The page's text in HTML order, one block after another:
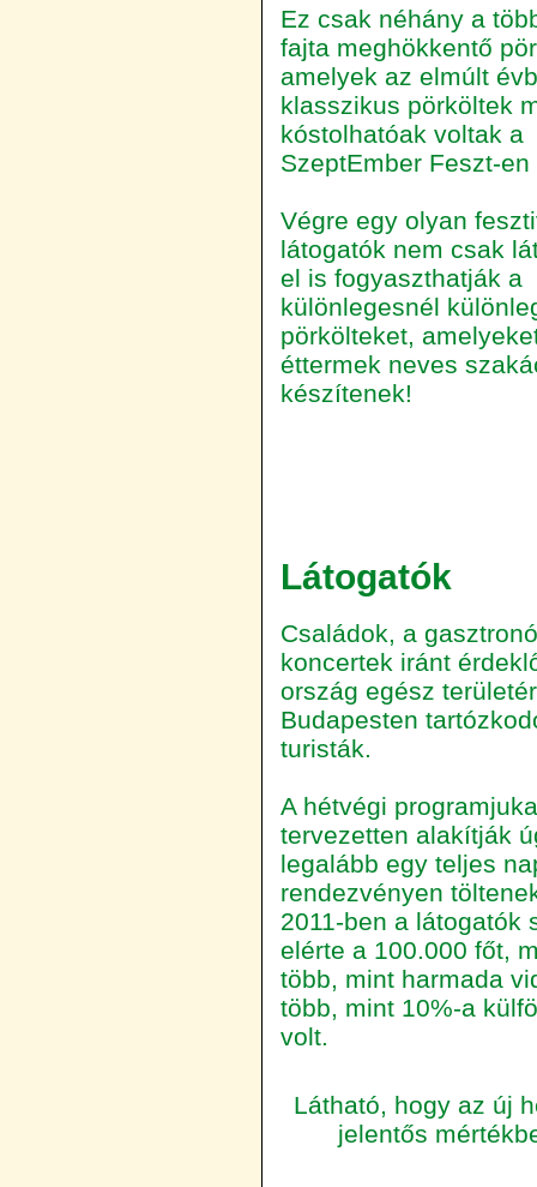
Ez csak néhány a
fajta meghökkentő
amelyek az elmúlt
klasszikus pörköltek
kóstolhatóak voltak a
SzeptEmber Feszt-en
Végre egy olyan
látogatók nem csak
el is fogyaszthatják a
különlegesnél
pörkölteket,
éttermek neves
készítenek!
Látogatók
Családok, a
koncertek iránt
ország egész
Budapesten
turisták.
A hétvégi
tervezetten alakítják
legalább egy teljes
rendezvényen
2011-ben a látogatók
elérte a 100.000 főt,
több, mint harmada
több, mint 10%-a
volt.
Látható, hogy az új
jelentős